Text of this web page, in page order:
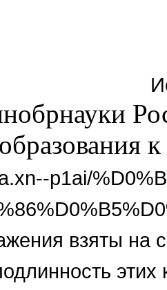
p1ai/
взяты